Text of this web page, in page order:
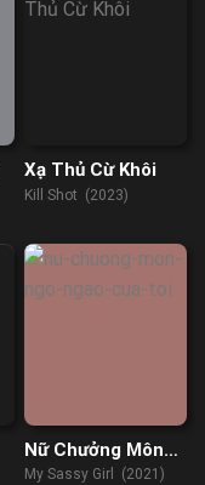
Xạ Thủ Cừ Khôi
Kill Shot (2023)
Nữ Chưởng Môn
Ngổ Ngáo Của Tôi
My Sassy Girl (2021)